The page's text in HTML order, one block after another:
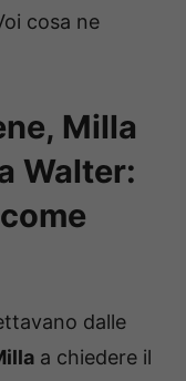
cosa ne
Milla
Walter:
dalle
a chiedere il